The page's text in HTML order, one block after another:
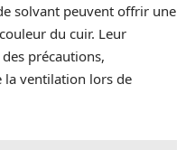
solvant peuvent offrir une
du cuir. Leur
précautions,
la ventilation lors de